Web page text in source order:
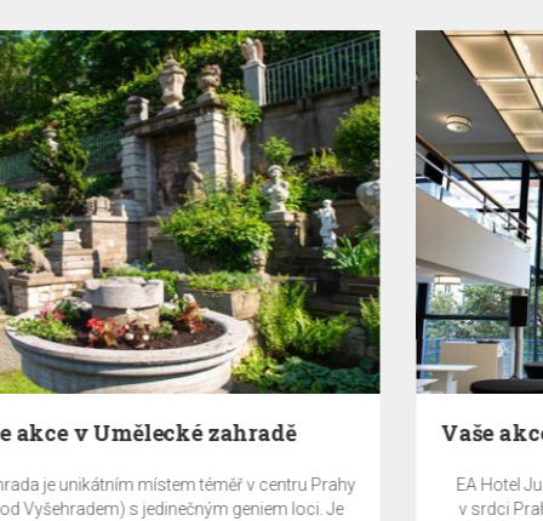
Vaše akce v EA Hotelu Juliš a prostoru Juliš Hub…
EA Hotel Juliš je situován na Václavském náměstí, přímo
v srdci Prahy. Toto místo je pro soukromé i firemní akce